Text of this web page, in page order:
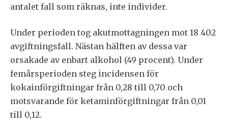
antalet fall som räknas, inte individer.
Under perioden tog akutmottagningen mot 18 402
avgiftningsfall. Nästan hälften av dessa var
orsakade av enbart alkohol (49 procent). Under
femårsperioden steg incidensen för
kokainförgiftningar från 0,28 till 0,70 och
motsvarande för ketaminförgiftningar från 0,01
till 0,12.